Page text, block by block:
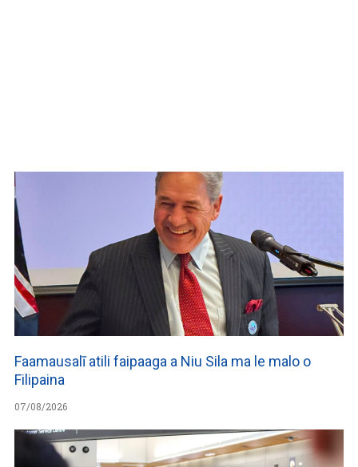
Faamausalī atili faipaaga a Niu Sila ma le malo o
Filipaina
07/08/2026